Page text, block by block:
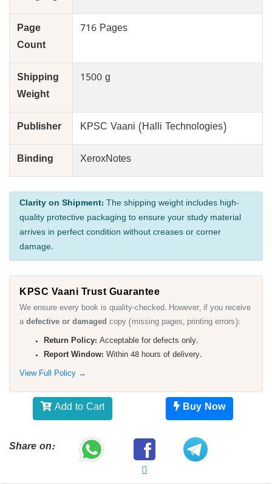
Page
Count
716 Pages
Shipping
Weight
1500 g
Publisher KPSC Vaani (Halli Technologies)
Binding XeroxNotes
Clarity on Shipment: The shipping weight includes high-
quality protective packaging to ensure your study material
arrives in perfect condition without creases or corner
damage.
KPSC Vaani Trust Guarantee
We ensure every book is quality-checked. However, if you receive
adefective or damaged copy (missing pages, printing errors):
Return Policy: Acceptable for defects only.
Report Window: Within 48 hours of delivery.
View Full Policy →
Add to Cart Buy Now
Share on: